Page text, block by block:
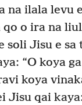
na ilala levu
o ira na
soli Jisu e
“O koya
koya
Jisu qai